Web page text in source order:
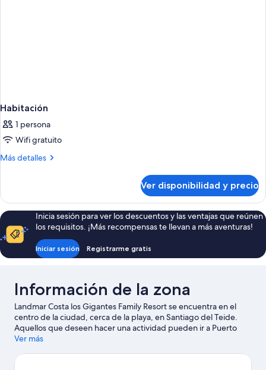
Habitación
1 persona
Wifi gratuito
Más detalles
Más
Ver disponibilidad y precio
Inicia sesión para ver los descuentos y las ventajas que reúnen
los requisitos. ¡Más recompensas te llevan a más aventuras!
Iniciar sesión Registrarme gratis
Información de la zona
Landmar Costa los Gigantes Family Resort se encuentra en el
centro de la ciudad, cerca de la playa, en Santiago del Teide.
Aquellos que deseen hacer una actividad pueden ir a Puerto
deportivo Los Gigantes y Campo de golf Abama, mientras que
visitar Playa de los Gigantes y Playa Arena. También puedes
Ver más